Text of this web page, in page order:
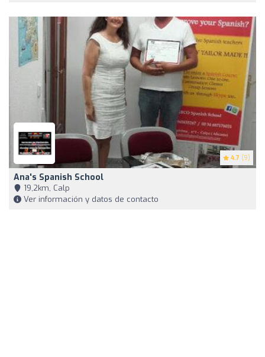
4.7 (9)
Ana's Spanish School
19,2km, Calp
Ver información y datos de contacto